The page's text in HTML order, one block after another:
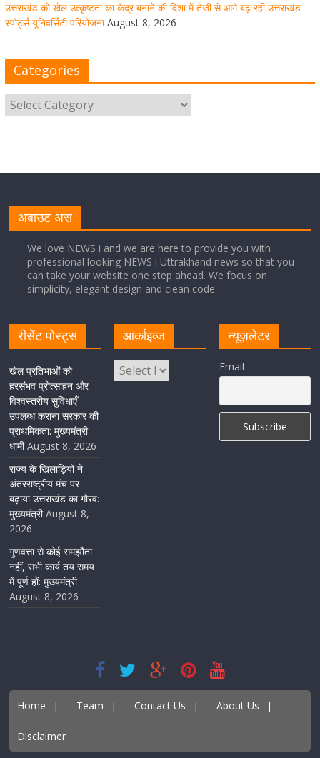
मुख्य सचिव ने कहा- कौशल विकास से संबंधित सभी विभाग एक
Cabinet Baithak: उत्तराखंड में श्रमिकों को हर महीने 7 तारीख
तक मिलेगी मजदूरी, ओवरटाइम पर मिलेगा दोगुना भुगतान
केंद्रीय रेल मंत्री ने मुख्यमंत्री के अनुरोध पर बनबसा रेलवे स्टेशन पर
अमृतसर–टनकपुर एक्सप्रेस के ठहराव को स्वीकृति
उत्तराखंड को खेल उत्कृष्टता का केंद्र बनाने की दिशा में तेजी से आगे बढ़ रही उत्तराखंड
स्पोर्ट्स यूनिवर्सिटी परियोजना August 8, 2026
Categories
अबाउट अस
We love NEWS i and we are here to provide you with
professional looking NEWS i Uttrakhand news so that you
can take your website one step ahead. We focus on
simplicity, elegant design and clean code.
रीसेंट पोस्ट्स
खेल प्रतिभाओं को
हरसंभव प्रोत्साहन और
विश्वस्तरीय सुविधाएँ
उपलब्ध कराना सरकार की
प्राथमिकता: मुख्यमंत्री
धामी August 8, 2026
राज्य के खिलाड़ियों ने
अंतरराष्ट्रीय मंच पर
बढ़ाया उत्तराखंड का गौरव:
मुख्यमंत्री August 8,
2026
गुणवत्ता से कोई समझौता
नहीं, सभी कार्य तय समय
में पूर्ण हों: मुख्यमंत्री
August 8, 2026
आर्काइव्ज न्यूज़लेटर
Email
Home | Team | Contact Us | About Us |
Disclaimer